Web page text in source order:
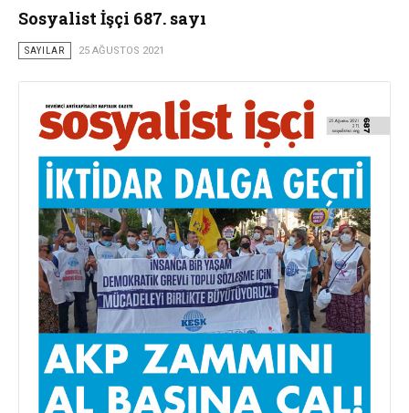
Sosyalist İşçi 687. sayı
SAYILAR 25 AĞUSTOS 2021